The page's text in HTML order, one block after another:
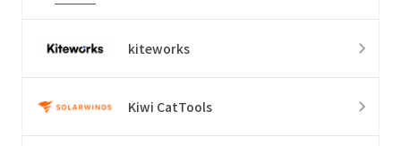
kiteworks
Kiwi CatTools